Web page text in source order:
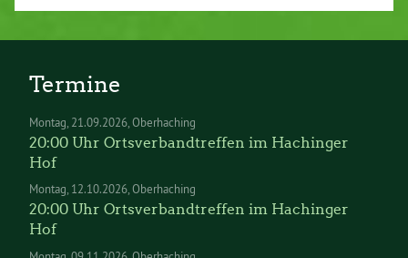
Termine
Montag 21.09.2026 Oberhaching
20:00 Uhr Ortsverbandtreffen im Hachinger
Hof
Montag 12.10.2026 Oberhaching
20:00 Uhr Ortsverbandtreffen im Hachinger
Hof